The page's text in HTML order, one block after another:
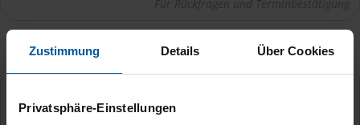
Zustimmung Details Über Cookies
Privatsphäre-Einstellungen
Ihre Nachricht an Mathias Neumann